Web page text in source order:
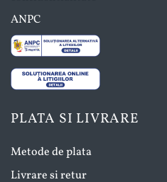
ANPC
PLATA SI LIVRARE
Metode de plata
Livrare si retur